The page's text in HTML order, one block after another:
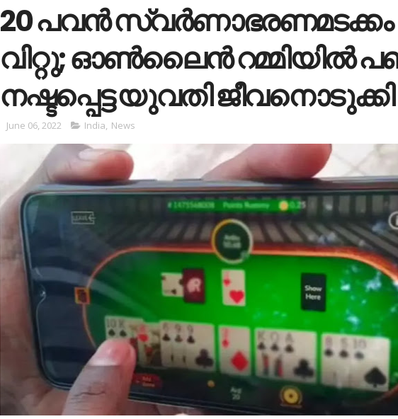
20 പവൻ സ്വർണാഭരണമടക്കം
വിറ്റു; ഓൺലൈൻ റമ്മിയിൽ
നഷ്ടപ്പെട്ട യുവതി ജീവനൊടുക്കി
June 06, 2022 India, News